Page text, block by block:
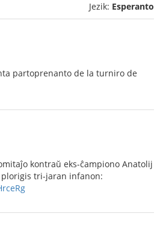
Jezik: Esperanto
partoprenanto de la turniro de
kontraŭ eks-ĉampiono Anatolij
plorigis tri-jaran infanon: